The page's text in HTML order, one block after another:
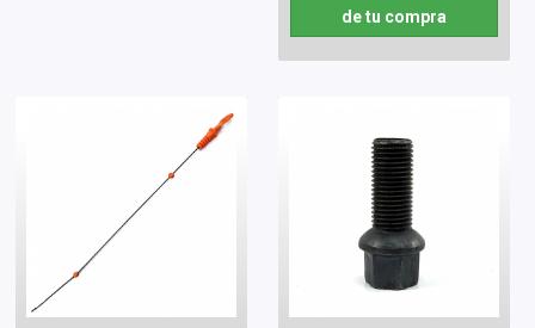
de tu compra